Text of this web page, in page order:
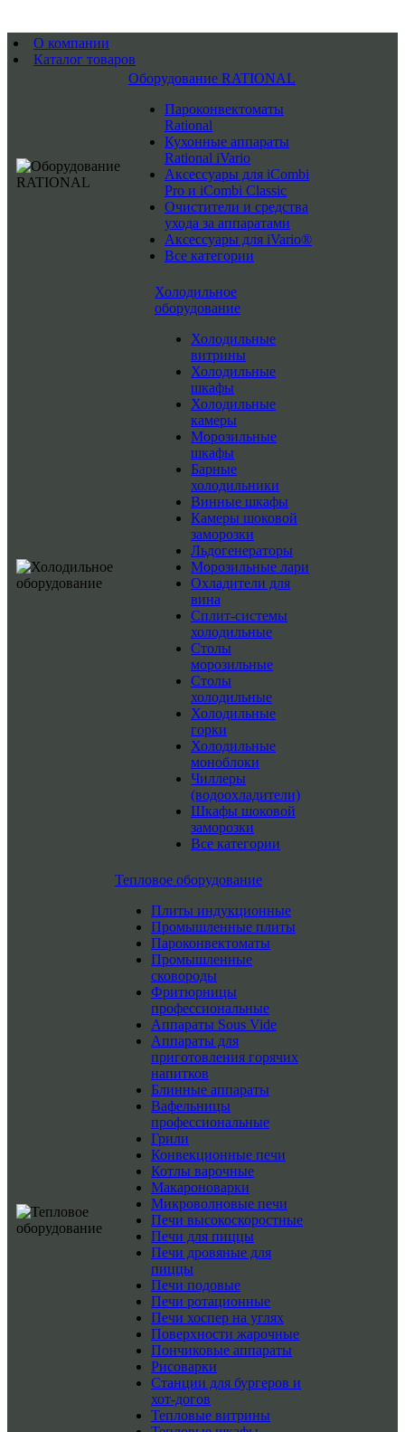
О компании
Каталог товаров
Оборудование RATIONAL
Пароконвектоматы
Rational
Кухонные аппараты
Rational iVario
Аксессуары для iCombi
Pro и iCombi Classic
Очистители и средства
ухода за аппаратами
Аксессуары для iVario®
Все категории
Холодильное
оборудование
Холодильные
витрины
Холодильные
шкафы
Холодильные
камеры
Морозильные
шкафы
Барные
холодильники
Винные шкафы
Камеры шоковой
заморозки
Льдогенераторы
Морозильные лари
Охладители для
вина
Сплит-системы
холодильные
Столы
морозильные
Столы
холодильные
Холодильные
горки
Холодильные
моноблоки
Чиллеры
(водоохладители)
Шкафы шоковой
заморозки
Все категории
Тепловое оборудование
Плиты индукционные
Промышленные плиты
Пароконвектоматы
Промышленные
сковороды
Фритюрницы
профессиональные
Аппараты Sous Vide
Аппараты для
приготовления горячих
напитков
Блинные аппараты
Вафельницы
профессиональные
Грили
Конвекционные печи
Котлы варочные
Макароноварки
Микроволновые печи
Печи высокоскоростные
Печи для пиццы
Печи дровяные для
пиццы
Печи подовые
Печи ротационные
Печи хоспер на углях
Поверхности жарочные
Пончиковые аппараты
Рисоварки
Станции для бургеров и
хот-догов
Тепловые витрины